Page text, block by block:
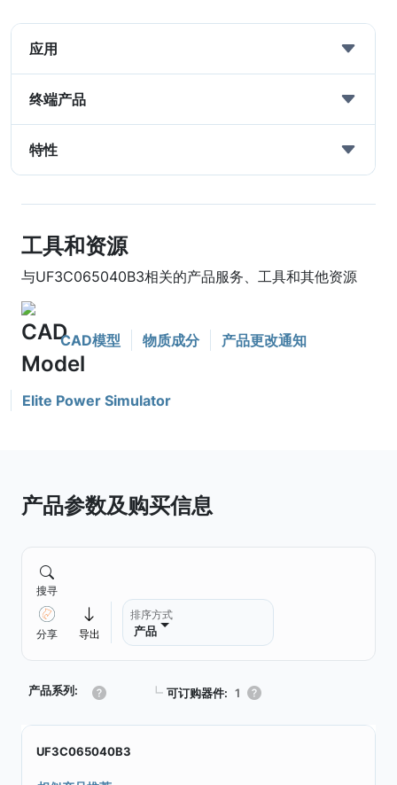
应用
终端产品
特性
工具和资源
与UF3C065040B3相关的产品服务、工具和其他资源
CAD模型 物质成分 产品更改通知
Elite Power Simulator
产品参数及购买信息
搜寻
分享 导出
排序方式
产品
产品系列: ┗ 可订购器件: 1
UF3C065040B3